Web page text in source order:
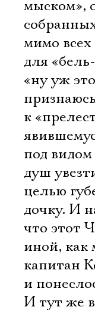
мыском»,
мимо всех
для «бель-
«ну уж
к
под
душ
целью
дочку. И
что этот
иной, как
капитан
и
И тут же